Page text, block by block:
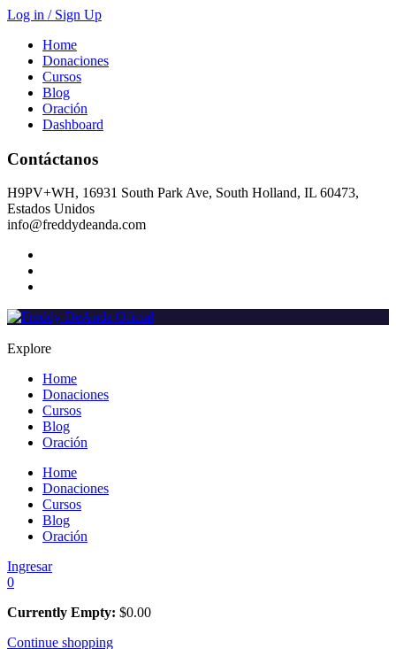
Log in / Sign Up
Home
Donaciones
Cursos
Blog
Oración
Dashboard
Contáctanos
H9PV+WH, 16931 South Park Ave, South Holland, IL 60473,
Estados Unidos
info@freddydeanda.com
Explore
Home
Donaciones
Cursos
Blog
Oración
Home
Donaciones
Cursos
Blog
Oración
Ingresar
0
Currently Empty: $0.00
Continue shopping